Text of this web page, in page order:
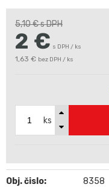
5,10 €s DPH
2 € s DPH / ks
1,63 € bez DPH / ks
ks
Obj. čislo: 8358